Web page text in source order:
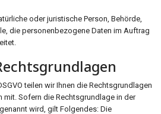
oder juristische Person, Behörde,
die personenbezogene Daten im Auftrag
teilen wir Ihnen die Rechtsgrundlagen
mit. Sofern die Rechtsgrundlage in der
wird, gilt Folgendes: Die